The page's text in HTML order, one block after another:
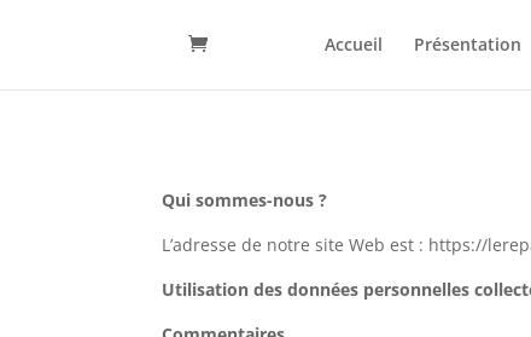
Accueil Présentation
Qui sommes-nous ?
L’adresse de notre site Web est : https://
Utilisation des données personnelles